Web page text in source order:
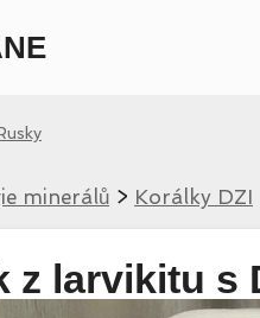
minerálů > Korálky DZI
z larvikitu s